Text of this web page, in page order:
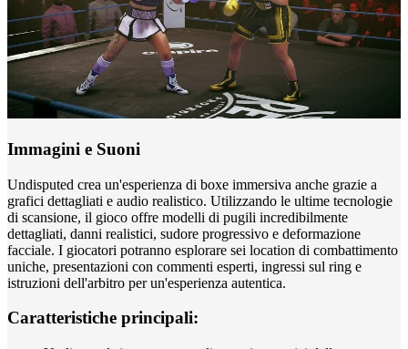
Immagini e Suoni
Undisputed crea un'esperienza di boxe immersiva anche grazie a
grafici dettagliati e audio realistico. Utilizzando le ultime tecnologie
di scansione, il gioco offre modelli di pugili incredibilmente
dettagliati, danni realistici, sudore progressivo e deformazione
facciale. I giocatori potranno esplorare sei location di combattimento
uniche, presentazioni con commenti esperti, ingressi sul ring e
istruzioni dell'arbitro per un'esperienza autentica.
Caratteristiche principali: